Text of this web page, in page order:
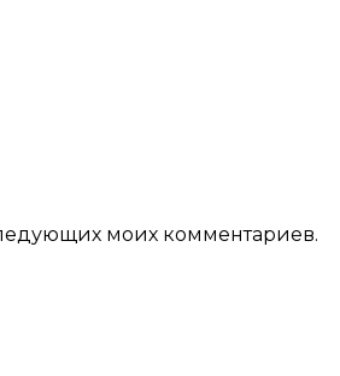
моих комментариев.